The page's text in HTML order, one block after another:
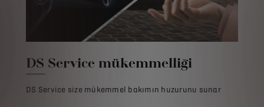
DS Service mükemmelliği
DS Service size mükemmel bakımın huzurunu sunar